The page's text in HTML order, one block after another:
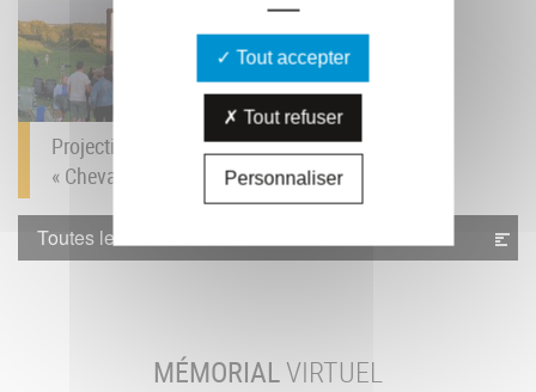
Projection du film
« Cheval de Guerre »...
Toutes les actualités
MÉMORIALVIRTUEL
Tout accepter
Tout refuser
Personnaliser